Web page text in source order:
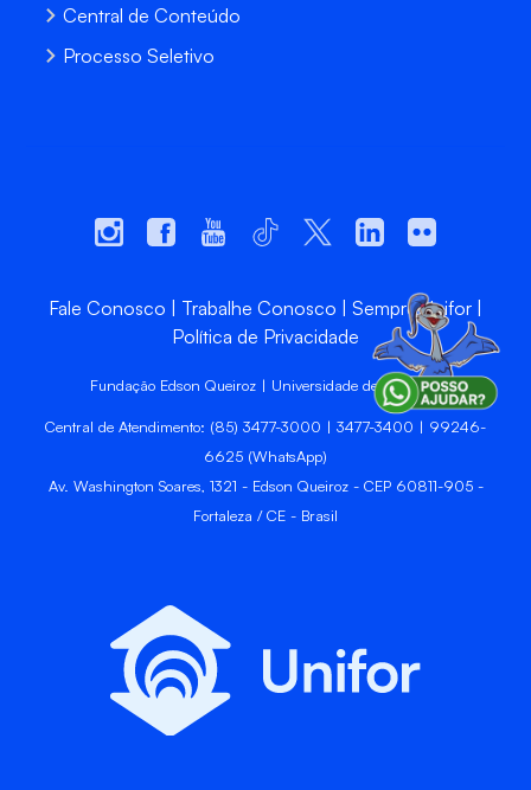
Central de Conteúdo
Processo Seletivo
Fale Conosco Trabalhe Conosco
Sempre Unifor
Política de Privacidade
Fundação Edson Queiroz | Universidade de Fortaleza
Central de Atendimento: (85) 3477-3000 | 3477-3400 | 99246-
6625 (WhatsApp)
Av. Washington Soares, 1321 - Edson Queiroz - CEP 60811-905 -
Fortaleza / CE - Brasil